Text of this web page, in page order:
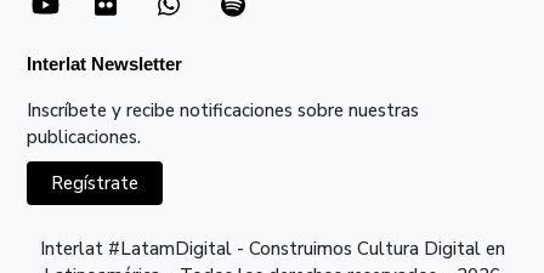
Interlat Newsletter
Inscríbete y recibe notificaciones sobre nuestras
publicaciones.
Regístrate
Interlat #LatamDigital - Construimos Cultura Digital en